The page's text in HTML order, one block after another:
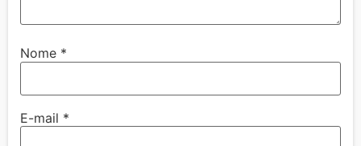
Nome *
E-mail *